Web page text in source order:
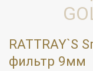
RATTRAY`S
фильтр 9мм